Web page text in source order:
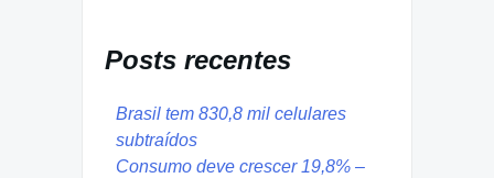
Posts recentes
Brasil tem 830,8 mil celulares
subtraídos
Consumo deve crescer 19,8% –